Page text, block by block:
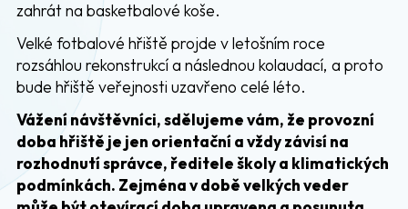
zahrát na basketbalové koše.
Velké fotbalové hřiště projde v letošním roce
rozsáhlou rekonstrukcí a následnou kolaudací, a proto
bude hřiště veřejnosti uzavřeno celé léto.
Vážení návštěvníci, sdělujeme vám, že provozní
doba hřiště je jen orientační a vždy závisí na
rozhodnutí správce, ředitele školy a klimatických
podmínkách. Zejména v době velkých veder